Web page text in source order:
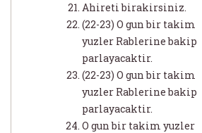
Ahireti birakirsiniz.
(22-23) O gun bir takim
yuzler Rablerine bakip
parlayacaktir.
(22-23) O gun bir takim
yuzler Rablerine bakip
parlayacaktir.
O gun bir takim yuzler